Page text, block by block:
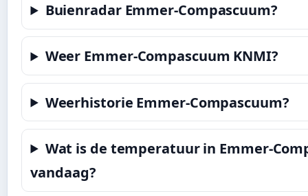
Buienradar Emmer-Compascuum?
Weer Emmer-Compascuum KNMI?
Weerhistorie Emmer-Compascuum?
Wat is de temperatuur in Emmer-
vandaag?